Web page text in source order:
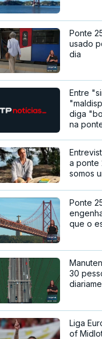
Ponte
usado
dia
Entre
diga
na
a ponte
somos
Ponte
que o
30
Liga
of